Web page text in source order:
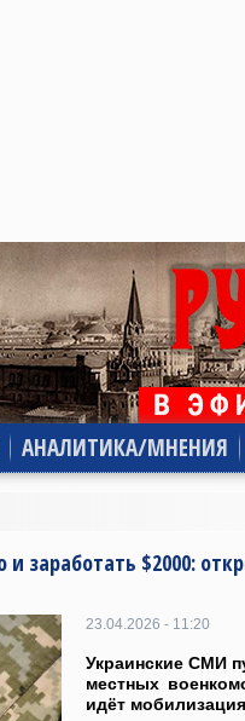
АНАЛИТИКА/МНЕНИЯ
заработать $2000:
23.04.2026 - 11:20
Украинские СМИ
местных
идёт